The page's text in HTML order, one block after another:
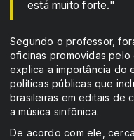
está muito forte."
Segundo o professor,
oficinas promovidas pelo
explica a importância do
políticas públicas que
brasileiras em editais de
a música sinfônica.
De acordo com ele,